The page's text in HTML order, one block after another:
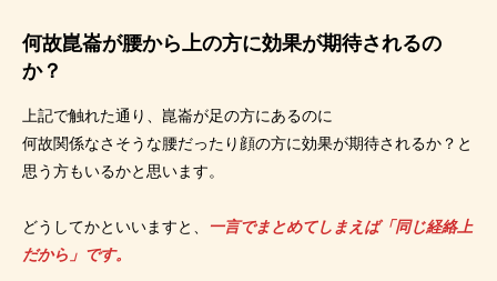
何故崑崙が腰から上の方に効果が期待されるの
か？
上記で触れた通り、崑崙が足の方にあるのに
何故関係なさそうな腰だったり顔の方に効果が期待されるか？と
思う方もいるかと思います。
どうしてかといいますと、
一言でまとめてしまえば「同じ経絡上
だから」です。